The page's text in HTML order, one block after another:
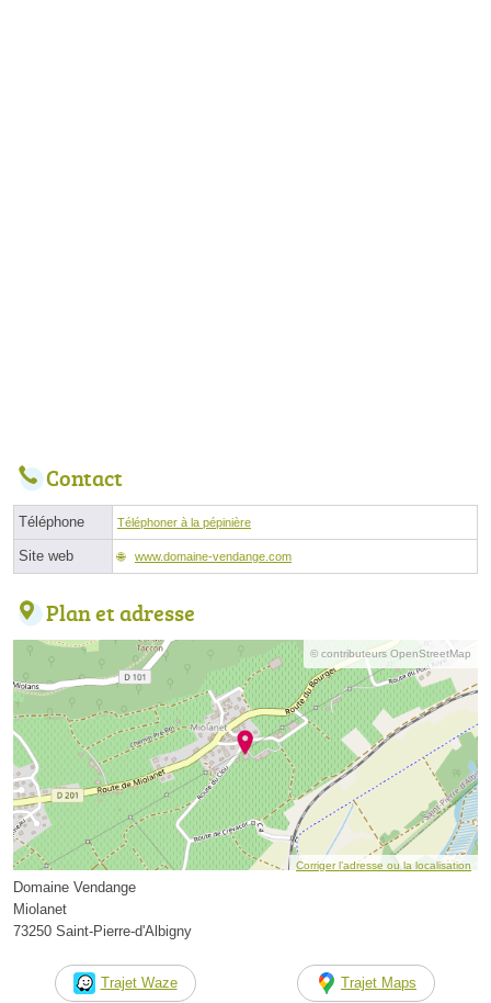
Contact
Téléphone Téléphoner à la pépinière
Site web www.domaine-vendange.com
Plan et adresse
© contributeurs OpenStreetMap
Corriger l’adresse ou la localisation
Domaine Vendange
Miolanet
73250 Saint-Pierre-d'Albigny
Trajet Waze Trajet Maps